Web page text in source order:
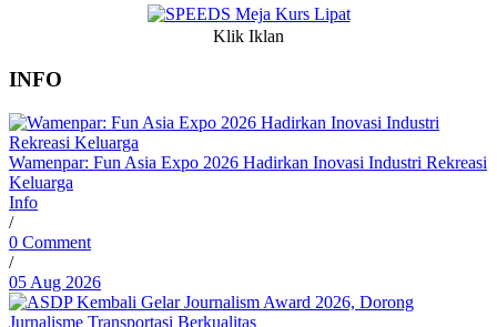
Klik Iklan
INFO
Wamenpar: Fun Asia Expo 2026 Hadirkan Inovasi Industri Rekreasi
Keluarga
Info
/
0 Comment
/
05 Aug 2026